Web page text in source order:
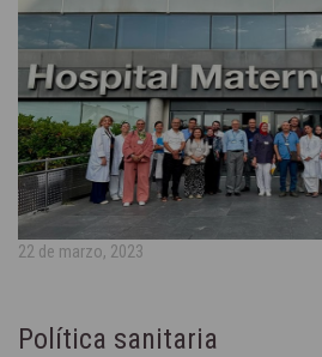
22 de marzo, 2023
Política sanitaria